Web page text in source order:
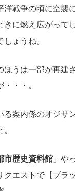
洋戦争の頃に空襲
きに燃え広がって
ょうね。
うは一部が再建
・・。
る案内係のオジサ
市歴史資料館 」や
エストで【ブラ